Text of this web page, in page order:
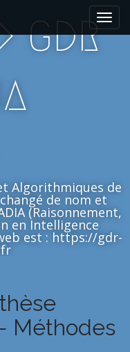
GDR
Algorithmiques de
de nom et
(Raisonnement,
en Intelligence
est : https://gdr-
Méthodes